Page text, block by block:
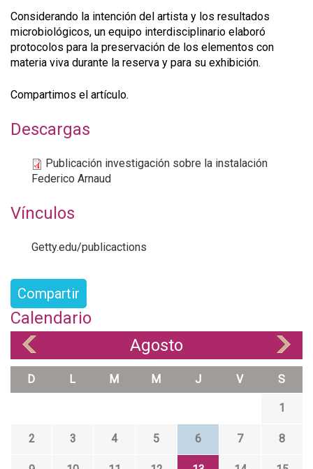
Considerando la intención del artista y los resultados
microbiológicos, un equipo interdisciplinario elaboró
protocolos para la preservación de los elementos con
materia viva durante la reserva y para su exhibición.
Compartimos el artículo.
Descargas
Publicación investigación sobre la instalación
Federico Arnaud
Vínculos
Getty.edu/publicactions
Compartir
Calendario
Agosto
D L M M J V S
1
2 3 4 5 6 7 8